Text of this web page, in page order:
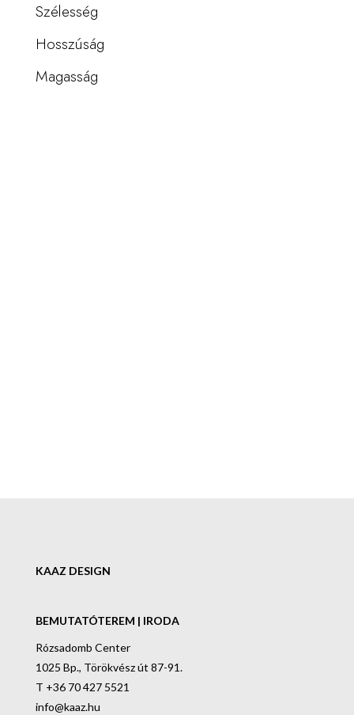
Szélesség
Hosszúság
Magasság
KAAZ DESIGN
BEMUTATÓTEREM | IRODA
Rózsadomb Center
1025 Bp., Törökvész út 87-91.
T +36 70 427 5521
info@kaaz.hu